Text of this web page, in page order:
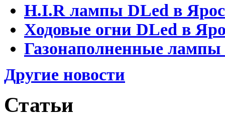
H.I.R лампы DLed в
Ходовые огни DLed в
Газонаполненные
Другие новости
Статьи